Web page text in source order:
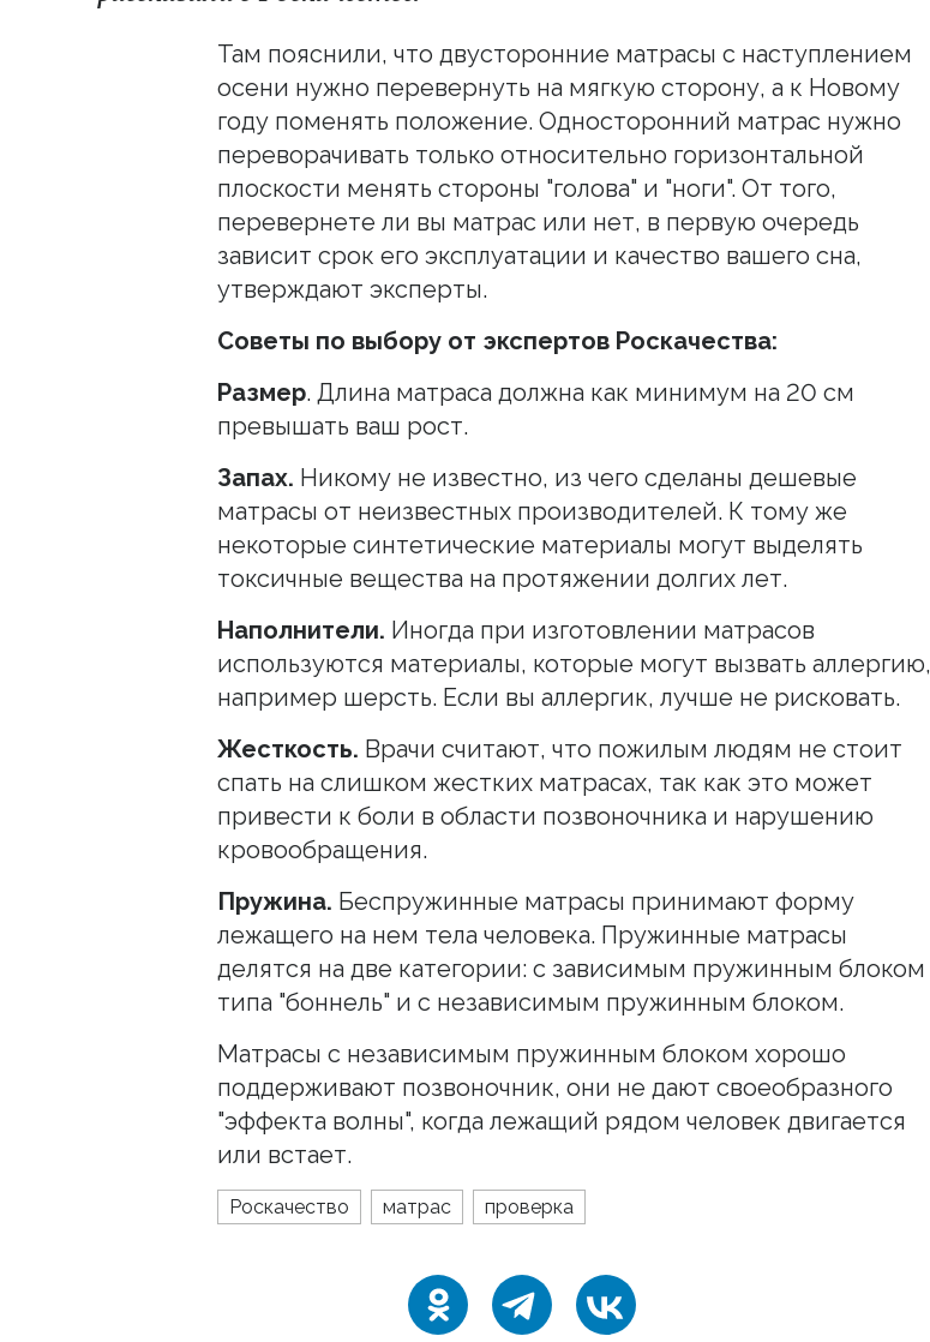
Там пояснили, что двусторонние матрасы с наступлением
осени нужно перевернуть на мягкую сторону, а к Новому
году поменять положение. Односторонний матрас нужно
переворачивать только относительно горизонтальной
плоскости менять стороны "голова" и "ноги". От того,
перевернете ли вы матрас или нет, в первую очередь
зависит срок его эксплуатации и качество вашего сна,
утверждают эксперты.
Советы по выбору от экспертов Роскачества:
Размер. Длина матраса должна как минимум на 20 см
превышать ваш рост.
Запах. Никому не известно, из чего сделаны дешевые
матрасы от неизвестных производителей. К тому же
некоторые синтетические материалы могут выделять
токсичные вещества на протяжении долгих лет.
Наполнители. Иногда при изготовлении матрасов
используются материалы, которые могут вызвать аллергию,
например шерсть. Если вы аллергик, лучше не рисковать.
Жесткость. Врачи считают, что пожилым людям не стоит
спать на слишком жестких матрасах, так как это может
привести к боли в области позвоночника и нарушению
кровообращения.
Пружина. Беспружинные матрасы принимают форму
лежащего на нем тела человека. Пружинные матрасы
делятся на две категории: с зависимым пружинным блоком
типа "боннель" и с независимым пружинным блоком.
Матрасы с независимым пружинным блоком хорошо
поддерживают позвоночник, они не дают своеобразного
"эффекта волны", когда лежащий рядом человек двигается
или встает.
Роскачество матрас проверка